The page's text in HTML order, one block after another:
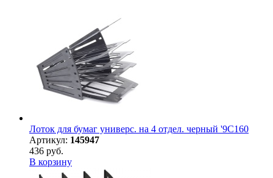
Лоток для бумаг универс. на 4 отдел. черный '9С160
Артикул: 145947
436 руб.
В корзину